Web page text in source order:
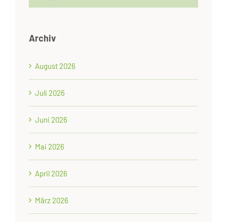
Archiv
August 2026
Juli 2026
Juni 2026
Mai 2026
April 2026
März 2026